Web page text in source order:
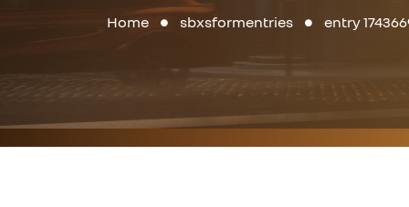
Home sbxsformentries entry